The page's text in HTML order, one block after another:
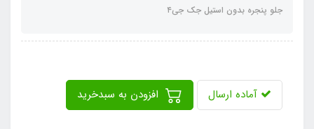
جلو پنجره بدون استیل جک جی۴
آماده ارسال